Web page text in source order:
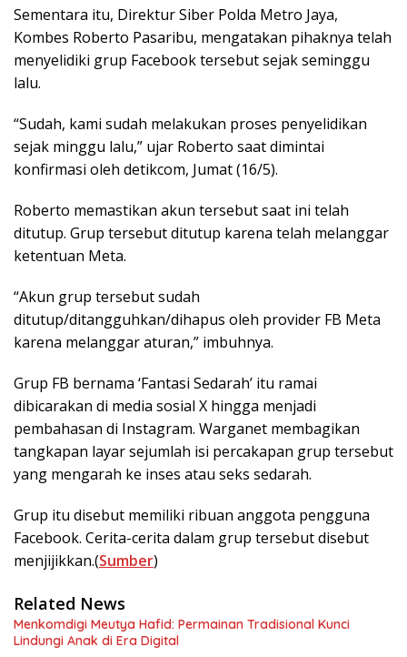
Sementara itu, Direktur Siber Polda Metro Jaya,
Kombes Roberto Pasaribu, mengatakan pihaknya telah
menyelidiki grup Facebook tersebut sejak seminggu
lalu.
“Sudah, kami sudah melakukan proses penyelidikan
sejak minggu lalu,” ujar Roberto saat dimintai
konfirmasi oleh detikcom, Jumat (16/5).
Roberto memastikan akun tersebut saat ini telah
ditutup. Grup tersebut ditutup karena telah melanggar
ketentuan Meta.
“Akun grup tersebut sudah
ditutup/ditangguhkan/dihapus oleh provider FB Meta
karena melanggar aturan,” imbuhnya.
Grup FB bernama ‘Fantasi Sedarah’ itu ramai
dibicarakan di media sosial X hingga menjadi
pembahasan di Instagram. Warganet membagikan
tangkapan layar sejumlah isi percakapan grup tersebut
yang mengarah ke inses atau seks sedarah.
Grup itu disebut memiliki ribuan anggota pengguna
Facebook. Cerita-cerita dalam grup tersebut disebut
menjijikkan.(Sumber)
Related News
Menkomdigi Meutya Hafid: Permainan Tradisional Kunci
Lindungi Anak di Era Digital